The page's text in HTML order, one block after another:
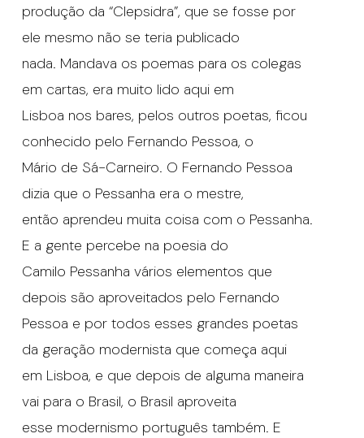
produção da “Clepsidra”, que se fosse por
ele mesmo não se teria publicado
nada. Mandava os poemas para os colegas
em cartas, era muito lido aqui em
Lisboa nos bares, pelos outros poetas, ficou
conhecido pelo Fernando Pessoa, o
Mário de Sá-Carneiro. O Fernando Pessoa
dizia que o Pessanha era o mestre,
então aprendeu muita coisa com o Pessanha.
E a gente percebe na poesia do
Camilo Pessanha vários elementos que
depois são aproveitados pelo Fernando
Pessoa e por todos esses grandes poetas
da geração modernista que começa aqui
em Lisboa, e que depois de alguma maneira
vai para o Brasil, o Brasil aproveita
esse modernismo português também. E